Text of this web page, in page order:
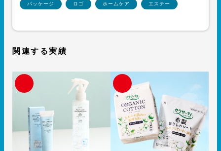
パッケージ ロゴ ホームケア エステー
関連する実績